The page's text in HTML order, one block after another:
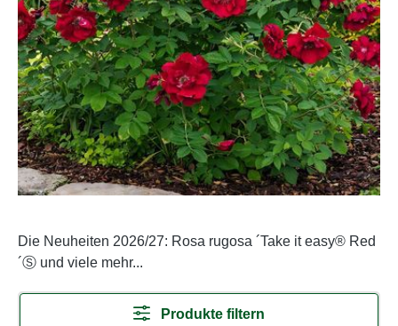
Die Neuheiten 2026/27: Rosa rugosa ´Take it easy® Red
´Ⓢ und viele mehr...
Produkte filtern